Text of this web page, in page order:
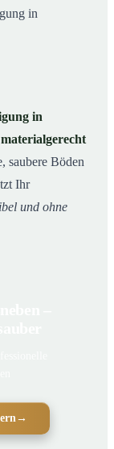
in
in
saubere Böden
Ihr
und ohne
→